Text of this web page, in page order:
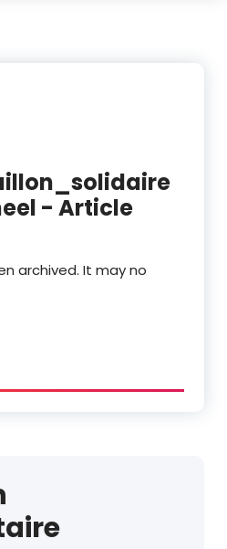
- Article
archived. It may no